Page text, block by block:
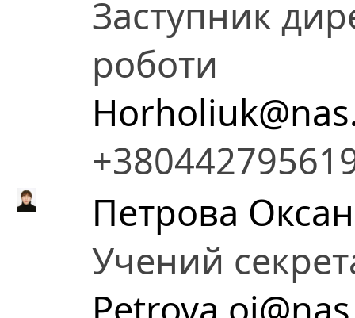
Заступник
роботи
Петрова
Учений